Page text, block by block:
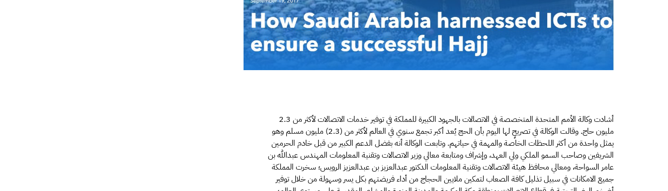
أشادت وكالة الأمم المتحدة المتخصصة في الاتصالات بالجهود الكبيرة للمملكة في توفير خدمات الاتصالات لأكثر من 2.3
مليون حاج. وقالت الوكالة في تصريحٍ لها اليوم بأن الحج يُعد أكبر تجمع سنوي في العالم لأكثر من (2.3) مليون مسلم وهو
يمثل واحدة من أكثر اللحظات الخاصة والمهمة في حياتهم. وتابعت الوكالة أنه بفضل الدعم الكبير من قبل خادم الحرمين
الشريفين وصاحب السمو الملكي ولي العهد، وإشراف ومتابعة معالي وزير الاتصالات وتقنية المعلومات المهندس عبدالله بن
عامر السواحة، ومعالي محافظ هيئة الاتصالات وتقنية المعلومات الدكتور عبدالعزيز بن عبدالعزيز الرويس؛ سخرت المملكة
جميع الامكانات في سبيل تذليل كافة الصعاب لتمكين ملايين الحجاج من أداء فريضتهم بكل يسر وسهولة من خلال توفير